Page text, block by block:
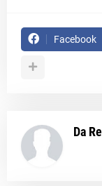
Facebook
Da